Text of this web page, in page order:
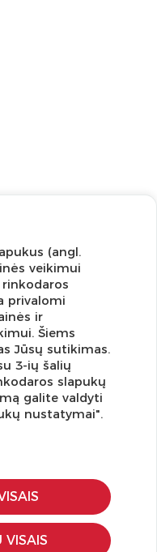
gaukite geriausius
(angl.
veikimui
privalomi
ir
Šiems
Jūsų sutikimas.
3-ių šalių
slapukų
galite valdyti
nustatymai".
VISAIS